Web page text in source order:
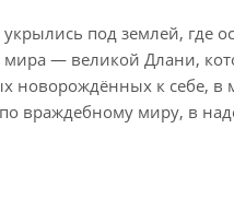
под землей, где
— великой Длани,
новорождённых к себе,
враждебному миру, в